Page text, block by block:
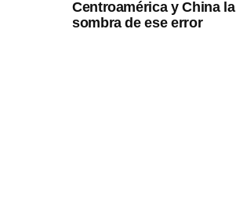
Centroamérica y China la
sombra de ese error